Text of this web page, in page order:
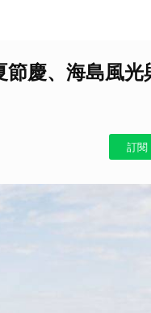
節慶、海島風光
訂閱